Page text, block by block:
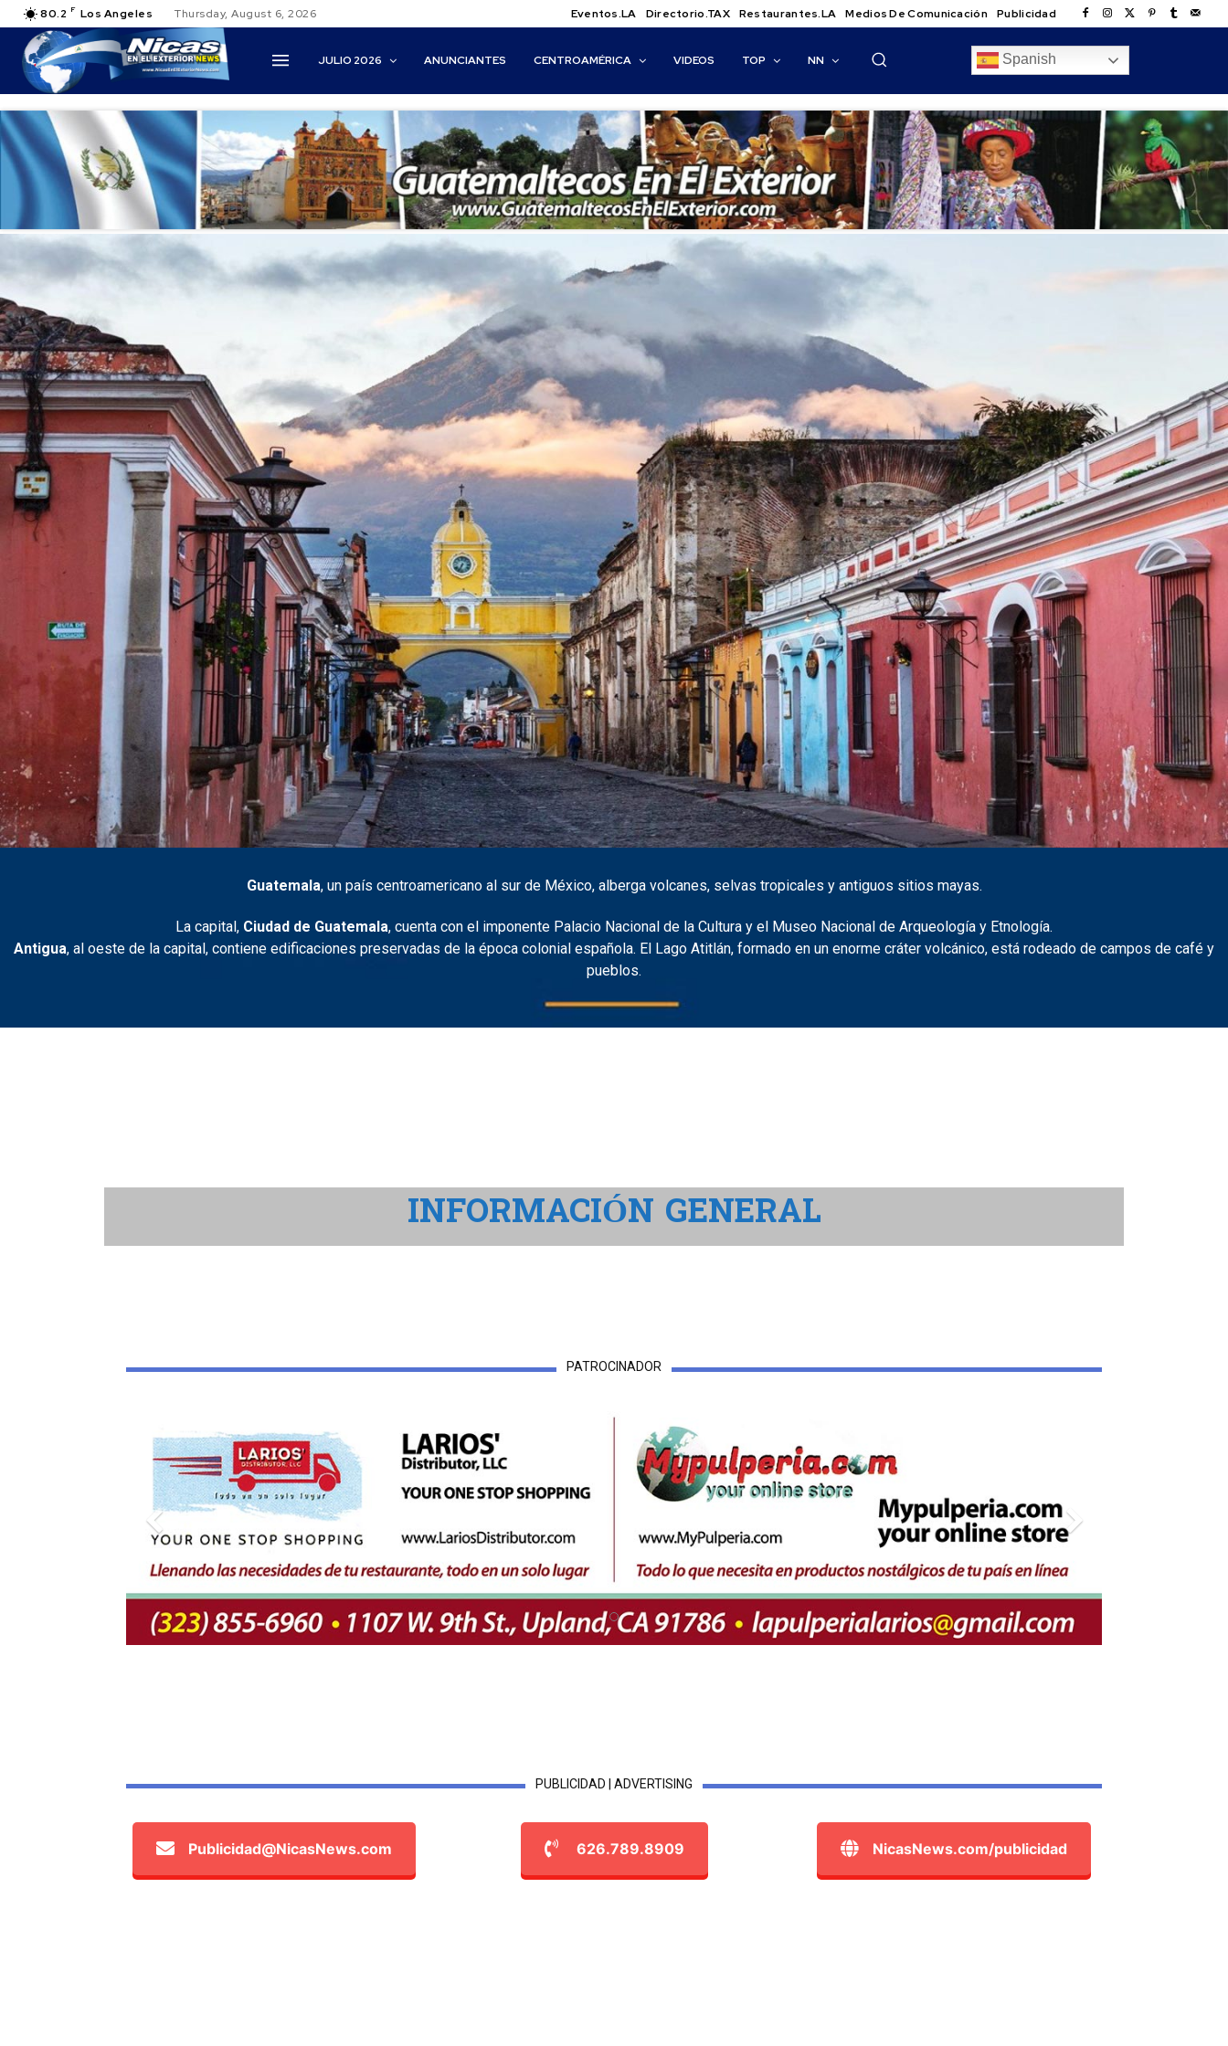
80.2 F Los Angeles Thursday, August 6, 2026 Eventos.LA Directorio.TAX Restaurantes.LA Medios De Comunicación Publicidad
JULIO 2026 ANUNCIANTES CENTROAMÉRICA VIDEOS TOP NN
Guatemala, un país centroamericano al sur de México, alberga volcanes, selvas tropicales y antiguos sitios mayas.
La capital, Ciudad de Guatemala, cuenta con el imponente Palacio Nacional de la Cultura y el Museo Nacional de Arqueología y Etnología.
Antigua, al oeste de la capital, contiene edificaciones preservadas de la época colonial española. El Lago Atitlán, formado en un enorme cráter volcánico, está rodeado de campos de café y
pueblos.
INFORMACIÓN GENERAL
PATROCINADOR
PUBLICIDAD | ADVERTISING
Publicidad@NicasNews.com 626.789.8909 NicasNews.com/publicidad
Spanish